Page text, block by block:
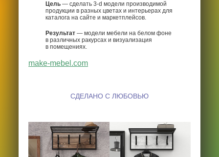
Цель — сделать 3-d модели производимой
продукции в разных цветах и интерьерах для
каталога на сайте и маркетплейсов.
Результат — модели мебели на белом фоне
в различных ракурсах и визуализация
в помещениях.
make-mebel.com
СДЕЛАНО С ЛЮБОВЬЮ